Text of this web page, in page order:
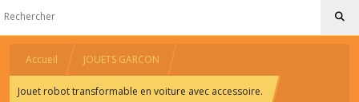
Accueil JOUETS GARCON
Jouet robot transformable en voiture avec accessoire.